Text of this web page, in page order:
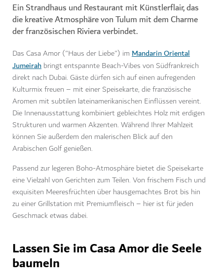
Ein Strandhaus und Restaurant mit Künstlerflair, das
die kreative Atmosphäre von Tulum mit dem Charme
der französischen Riviera verbindet.
Das Casa Amor ("Haus der Liebe") im Mandarin Oriental
Jumeirah bringt entspannte Beach-Vibes von Südfrankreich
direkt nach Dubai. Gäste dürfen sich auf einen aufregenden
Kulturmix freuen – mit einer Speisekarte, die französische
Aromen mit subtilen lateinamerikanischen Einflüssen vereint.
Die Innenausstattung kombiniert gebleichtes Holz mit erdigen
Strukturen und warmen Akzenten. Während Ihrer Mahlzeit
können Sie außerdem den malerischen Blick auf den
Arabischen Golf genießen.
Passend zur legeren Boho-Atmosphäre bietet die Speisekarte
eine Vielzahl von Gerichten zum Teilen. Von frischem Fisch und
exquisiten Meeresfrüchten über hausgemachtes Brot bis hin
zu einer Grillstation mit Premiumfleisch – hier ist für jeden
Geschmack etwas dabei.
Lassen Sie im Casa Amor die Seele
baumeln